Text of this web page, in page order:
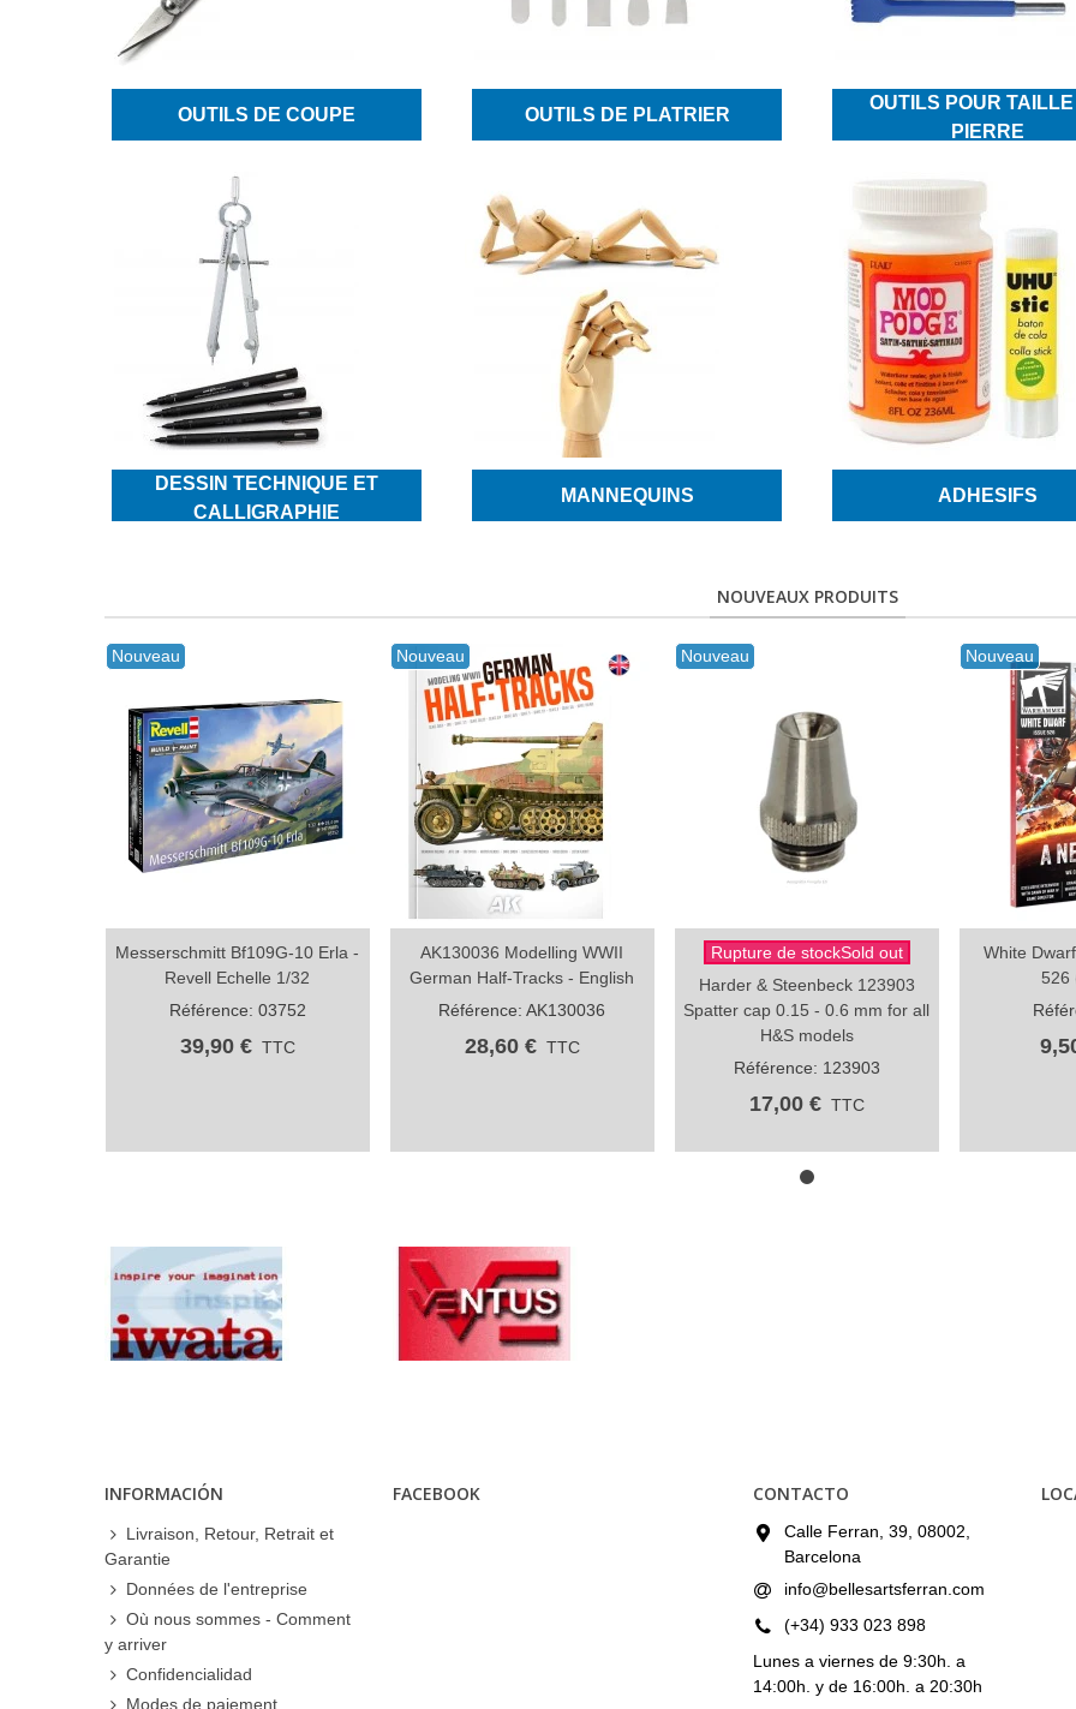
OUTILS DE COUPE OUTILS DE PLATRIER
OUTILS POUR TAILLE
PIERRE
DESSIN TECHNIQUE ET
CALLIGRAPHIE
MANNEQUINS ADHESIFS
NOUVEAUX PRODUITS
Nouveau
Aperçu rapide
Messerschmitt Bf109G-10 Erla -
Revell Echelle 1/32
Référence: 03752
39,90 € TTC
Nouveau
Aperçu rapide
AK130036 Modelling WWII
German Half-Tracks - English
Référence: AK130036
28,60 € TTC
Nouveau
Aperçu rapide
Rupture de stockSold out
Harder & Steenbeck 123903
Spatter cap 0.15 - 0.6 mm for all
H&S models
Référence: 123903
17,00 € TTC
Nouveau
Aperçu
White
526
INFORMACIÓN
Livraison, Retour, Retrait et
Garantie
Données de l'entreprise
Où nous sommes - Comment
y arriver
Confidencialidad
Modes de paiement
FACEBOOK CONTACTO
Calle Ferran, 39, 08002,
Barcelona
info@bellesartsferran.com
(+34) 933 023 898
Lunes a viernes de 9:30h. a
14:00h. y de 16:00h. a 20:30h